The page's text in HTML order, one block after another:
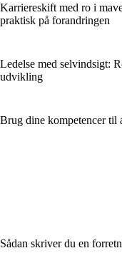
Karriereskift med ro i
praktisk på forandringen
Ledelse med selvindsigt:
udvikling
Brug dine kompetencer
Sådan skriver du en